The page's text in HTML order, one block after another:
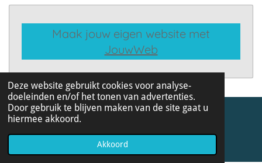
Deze website gebruikt cookies voor analyse-
doeleinden en/of het tonen van advertenties.
Door gebruik te blijven maken van de site gaat u
hiermee akkoord.
Akkoord
Maak jouw eigen website met
JouwWeb
© 2019 - 2026 12 onderzoeksopdrachten
Powered byJouwWeb